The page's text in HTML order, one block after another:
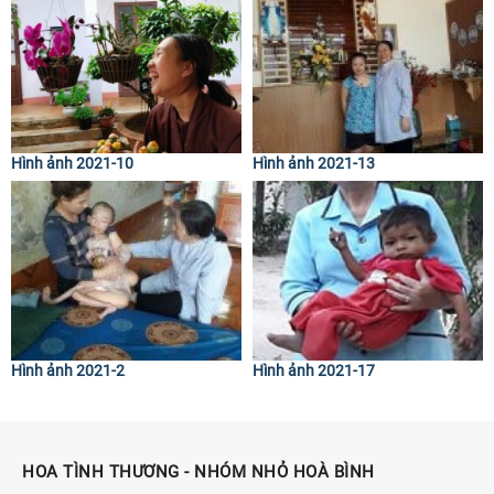
Hình ảnh 2021-10 Hình ảnh 2021-13
Hình ảnh 2021-2 Hình ảnh 2021-17
HOA TÌNH THƯƠNG - NHÓM NHỎ HOÀ BÌNH